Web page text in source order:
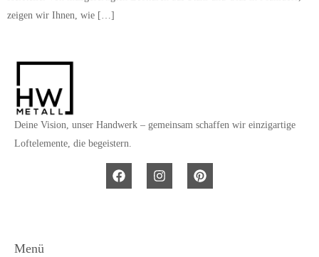
zeigen wir Ihnen, wie […]
Deine Vision, unser Handwerk – gemeinsam schaffen wir einzigartige
Loftelemente, die begeistern.
Menü